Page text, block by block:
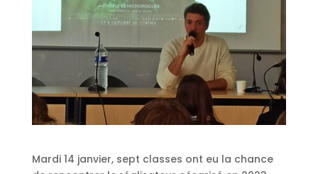
Mardi 14 janvier, sept classes ont eu la chance